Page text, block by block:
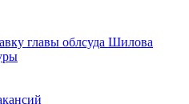
главы облсуда Шилова